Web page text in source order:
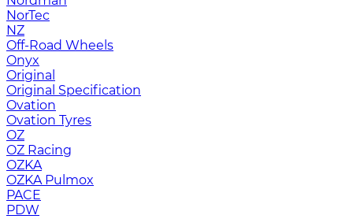
NorTec
NZ
Off-Road Wheels
Onyx
Original
Original Specification
Ovation
Ovation Tyres
OZ
OZ Racing
OZKA
OZKA Pulmox
PACE
PDW